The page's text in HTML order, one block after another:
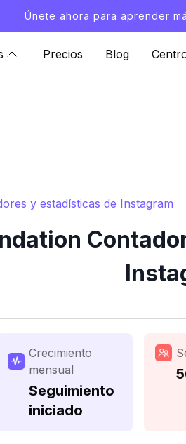
Únete ahora para aprender
Precios Blog
y estadísticas de Instagram
Crecimiento
mensual
Seguimiento
iniciado